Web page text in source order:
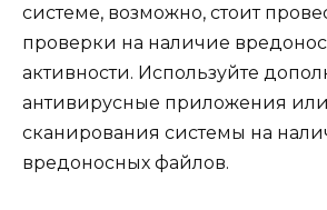
системе, возможно, стоит
проверки на наличие
активности. Используйте
антивирусные приложения
сканирования системы на
вредоносных файлов.